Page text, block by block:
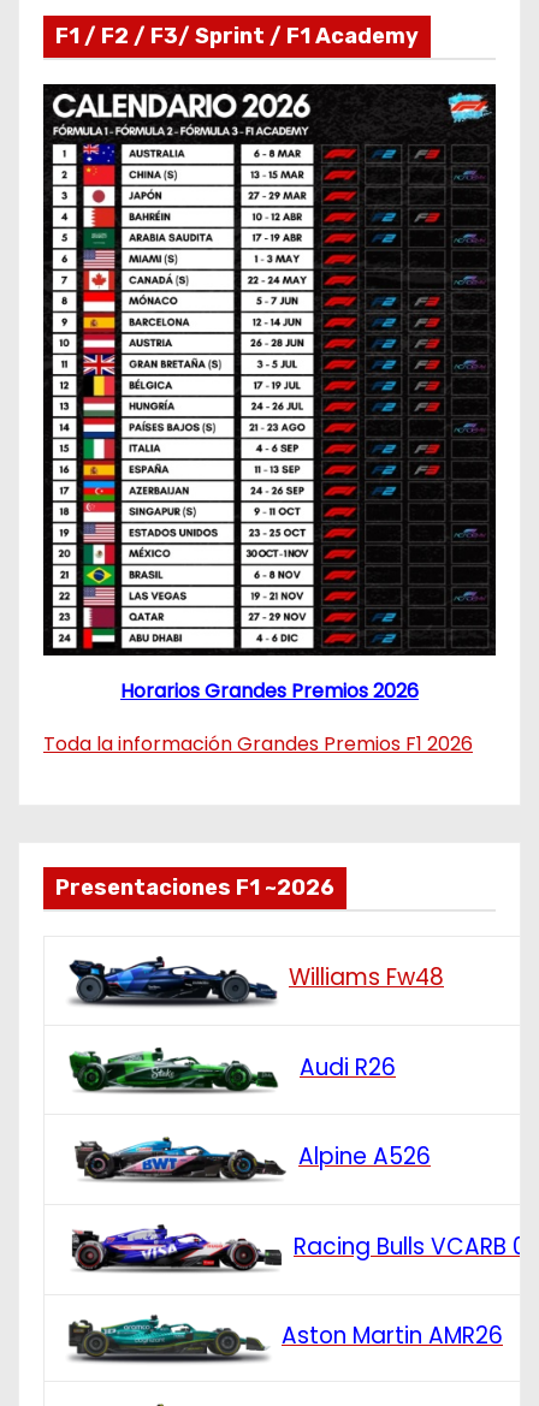
F1 / F2 / F3/ Sprint / F1 Academy
Horarios Grandes Premios 2026
Toda la información Grandes Premios F1 2026
Presentaciones F1 ~2026
Williams Fw48
Audi R26
Alpine A526
Racing Bulls VCARB 03
Aston Martin AMR26